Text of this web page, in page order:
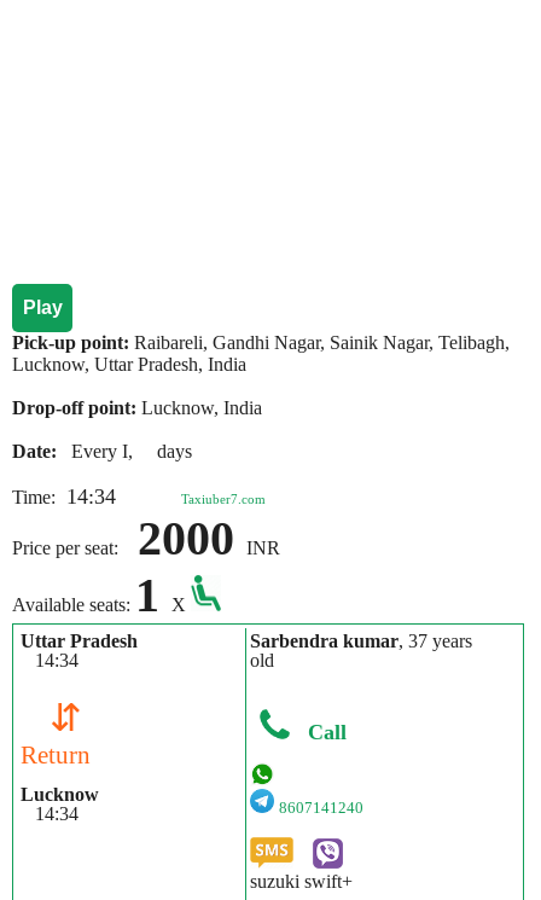
Play
Pick-up point: Raibareli, Gandhi Nagar, Sainik Nagar, Telibagh,
Lucknow, Uttar Pradesh, India
Drop-off point: Lucknow, India
Date: Every I, days
Time: 14:34 Taxiuber7.com
Price per seat: 2000 INR
Available seats: 1
X
Uttar Pradesh
14:34
⇵
Return
Lucknow
14:34
Sarbendra kumar, 37 years
old
Call
8607141240
suzuki swift+